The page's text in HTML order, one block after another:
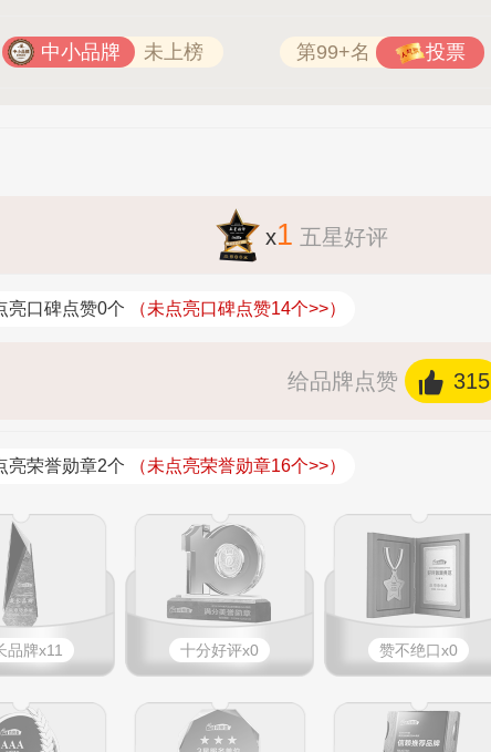
中小品牌 未上榜 第99+名 投票
x1 五星好评
亮口碑点赞0个 （未点亮口碑点赞14个>>）
给品牌点赞 315
亮荣誉勋章2个 （未点亮荣誉勋章16个>>）
品牌x11 十分好评x0 赞不绝口x0